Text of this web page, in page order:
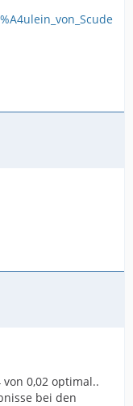
0,02 optimal..
bei den